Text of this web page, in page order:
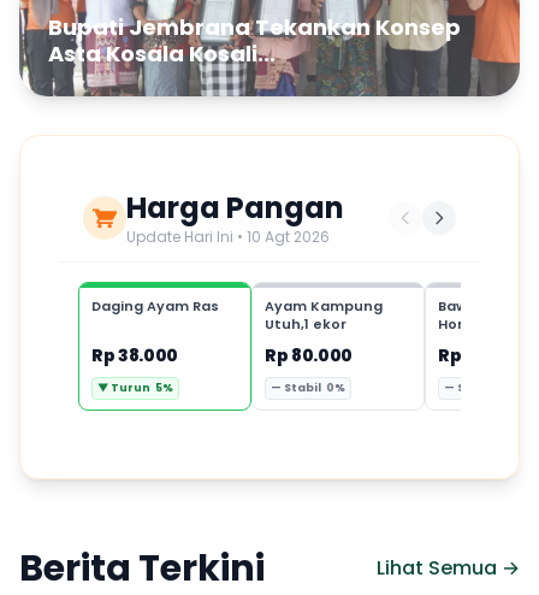
Bupati Jembrana Tekankan Konsep
Asta Kosala Kosali...
Harga Pangan
Update Hari Ini • 10 Agt 2026
Daging Ayam Ras
Rp 38.000
▼ Turun 5%
Ayam Kampung
Utuh,1 ekor
Rp 80.000
— Stabil 0%
Bawang Putih
Honan,1 kg
Rp 35.000
— Stabil 0%
Berita Terkini Lihat Semua →